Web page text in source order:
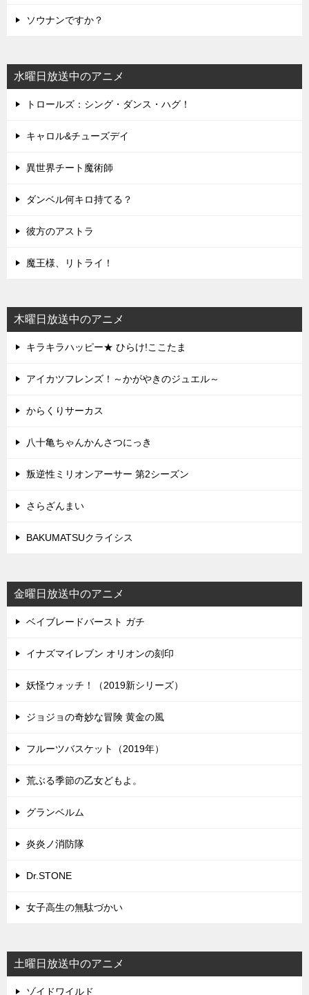
ソウナンですか？
水曜日放送中のアニメ
トロールズ：シング・ダンス・ハグ！
キャロル&チューズデイ
異世界チート魔術師
ダンベル何キロ持てる？
彼方のアストラ
魔王様、リトライ！
木曜日放送中のアニメ
キラキラハッピー★ ひらけ!ここたま
アイカツフレンズ！～かがやきのジュエル～
からくりサーカス
八十亀ちゃんかんさつにっき
叛逆性ミリオンアーサー 第2シーズン
さらざんまい
BAKUMATSUクライシス
金曜日放送中のアニメ
ベイブレードバースト ガチ
イナズマイレブン オリオンの刻印
妖怪ウォッチ！（2019新シリーズ）
ジョジョの奇妙な冒険 黄金の風
フルーツバスケット（2019年）
荒ぶる季節の乙女どもよ。
グランベルム
炎炎ノ消防隊
Dr.STONE
女子高生の無駄づかい
土曜日放送中のアニメ
ゾイドワイルド